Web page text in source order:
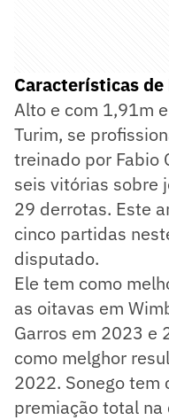
Características de
Alto e com 1,91m
Turim, se
treinado por Fabio
seis vitórias sobre
29 derrotas. Este
cinco partidas
disputado.
Ele tem como
as oitavas em
Garros em 2023 e
como melghor
2022. Sonego tem
premiação total na